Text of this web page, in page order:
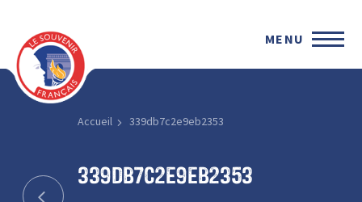
MENU
Accueil 339db7c2e9eb2353
339db7c2e9eb2353